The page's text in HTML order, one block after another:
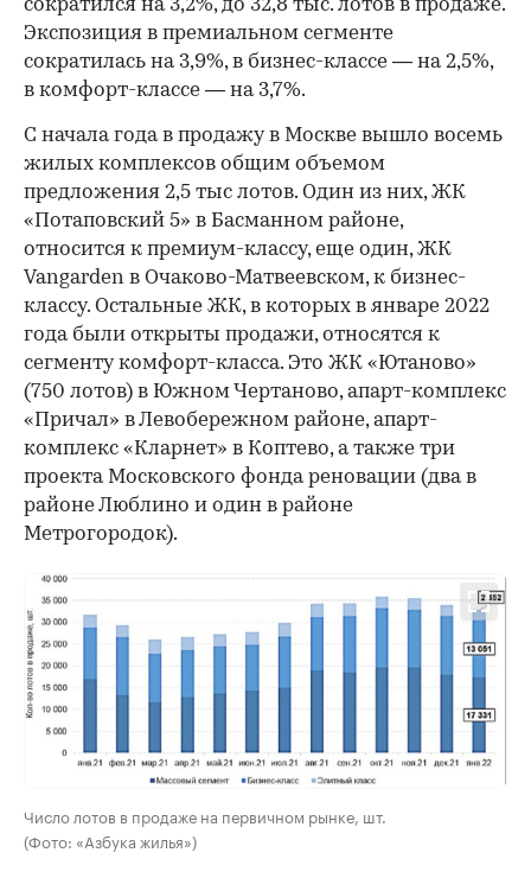
сократился на 3,2%, до 32,8 тыс. лотов в продаже.
Экспозиция в премиальном сегменте
сократилась на 3,9%, в бизнес-классе — на 2,5%,
в комфорт-классе — на 3,7%.
С начала года в продажу в Москве вышло восемь
жилых комплексов общим объемом
предложения 2,5 тыс лотов. Один из них, ЖК
«Потаповский 5» в Басманном районе,
относится к премиум-классу, еще один, ЖК
Vangarden в Очаково-Матвеевском, к бизнес-
классу. Остальные ЖК, в которых в январе 2022
года были открыты продажи, относятся к
сегменту комфорт-класса. Это ЖК «Ютаново»
(750 лотов) в Южном Чертаново, апарт-комплекс
«Причал» в Левобережном районе, апарт-
комплекс «Кларнет» в Коптево, а также три
проекта Московского фонда реновации (два в
районе Люблино и один в районе
Метрогородок).
Число лотов в продаже на первичном рынке, шт.
(Фото: «Азбука жилья»)